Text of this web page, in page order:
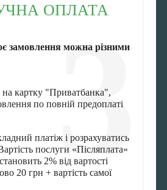
3
ОПЛАТА
замовлення можна різними
на картку "Приватбанка",
по повній предоплаті
платіж і розрахуватись
послуги «Післяплата»
2% від вартості
20 грн + вартість самої